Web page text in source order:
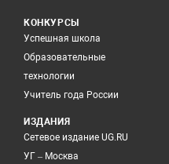
КОНКУРСЫ
Успешная школа
Образовательные
технологии
Учитель года России
ИЗДАНИЯ
Сетевое издание UG.RU
УГ – Москва